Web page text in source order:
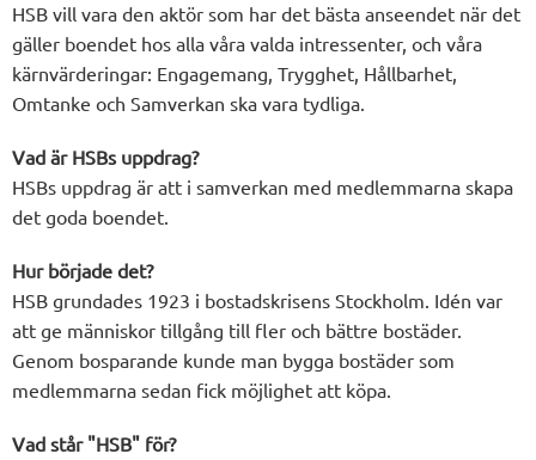
HSB vill vara den aktör som har det bästa anseendet när det
gäller boendet hos alla våra valda intressenter, och våra
kärnvärderingar: Engagemang, Trygghet, Hållbarhet,
Omtanke och Samverkan ska vara tydliga.
Vad är HSBs uppdrag?
HSBs uppdrag är att i samverkan med medlemmarna skapa
det goda boendet.
Hur började det?
HSB grundades 1923 i bostadskrisens Stockholm. Idén var
att ge människor tillgång till fler och bättre bostäder.
Genom bosparande kunde man bygga bostäder som
medlemmarna sedan fick möjlighet att köpa.
Vad står "HSB" för?